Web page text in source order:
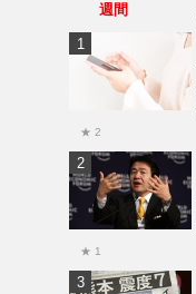
週間
★ 2
★ 1